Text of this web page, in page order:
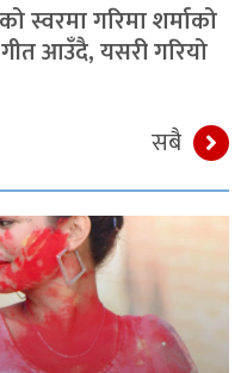
स्वरमा गरिमा शर्माको
आउँदै, यसरी गरियो
सबै